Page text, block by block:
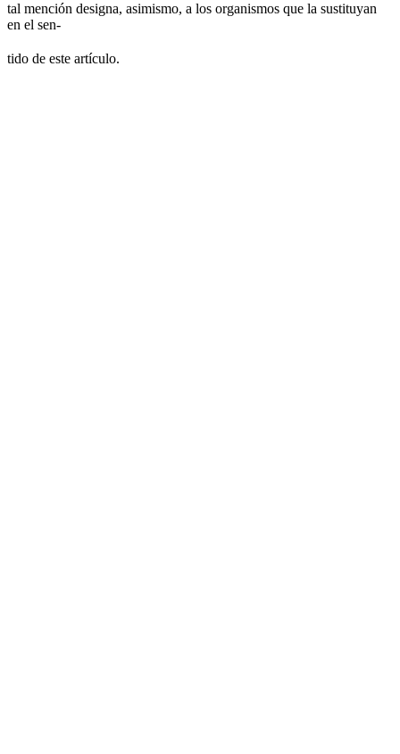
tal mención designa, asimismo, a los organismos que la sustituyan
en el sen-
tido de este artículo.